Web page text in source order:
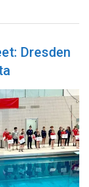
Dresden